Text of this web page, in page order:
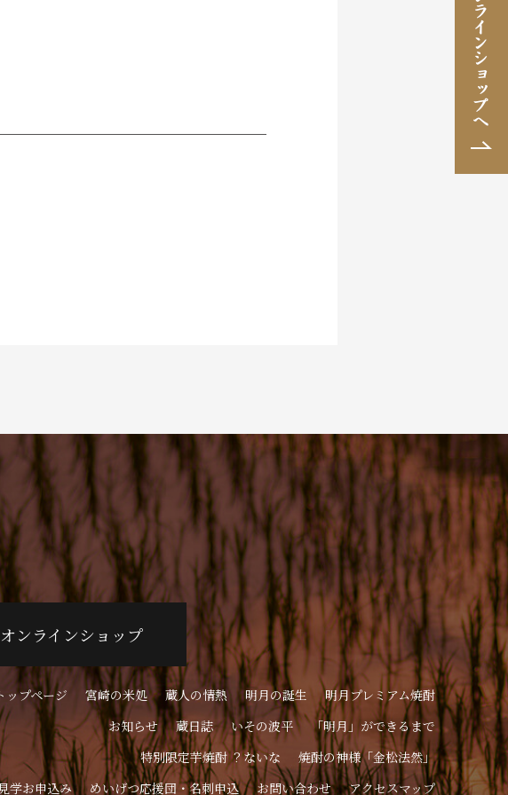
オンラインショップ
ップページ 宮崎の米処 蔵人の情熱 明月の誕生
明月プレミアム焼酎
お知らせ
蔵日誌 いその波平
「明月」ができるまで
特別限定芋焼酎 ？ないな
焼酎の神様「金松法然」
学お申込み
めいげつ応援団・名刺申込 お問い合わせ アクセスマップ